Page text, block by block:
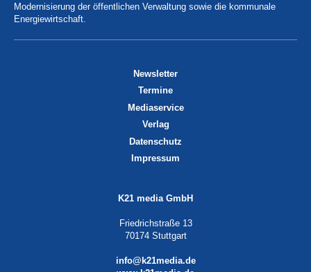
Modernisierung der öffentlichen Verwaltung sowie die kommunale
Energiewirtschaft.
Newsletter
Termine
Mediaservice
Verlag
Datenschutz
Impressum
K21 media GmbH
Friedrichstraße 13
70174 Stuttgart
info@k21media.de